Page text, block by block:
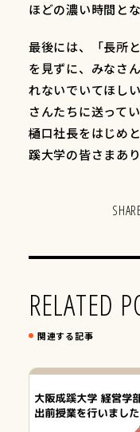
ほどの濃い時間と
最後には、「長所
を見ずに、みなさ
れないでいてほし
さんたちに送って
樋口社長をはじめ
蹊大学の皆さまあ
RELATED
関連する記事